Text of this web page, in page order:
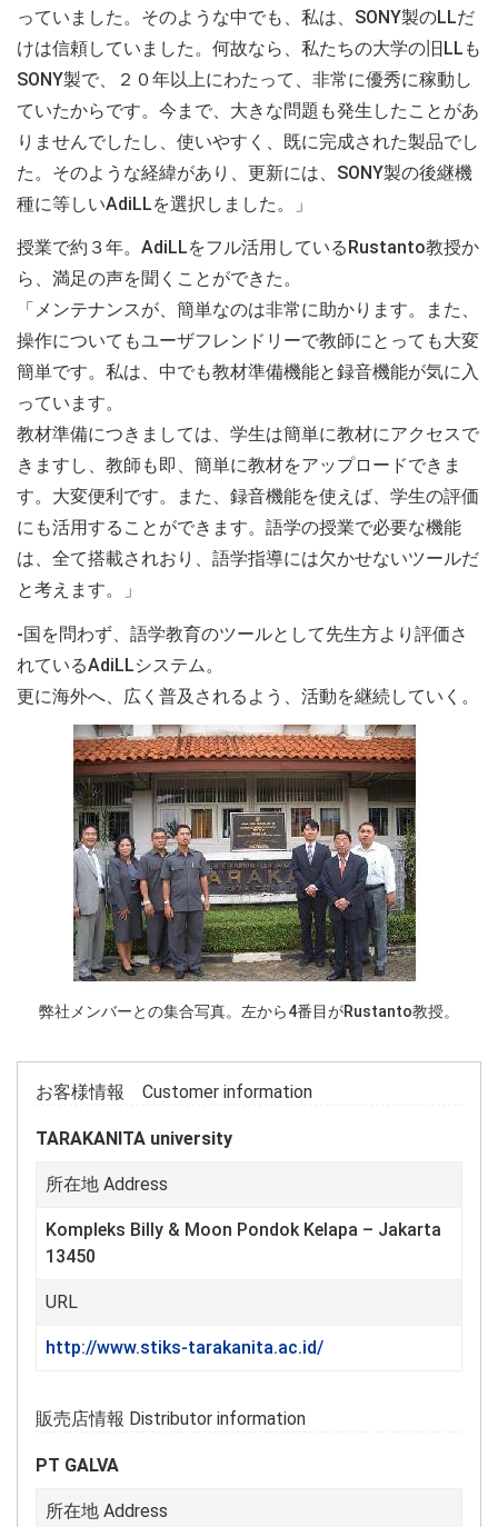
っていました。そのような中でも、私は、SONY製のLLだ
けは信頼していました。何故なら、私たちの大学の旧LLも
SONY製で、２０年以上にわたって、非常に優秀に稼動し
ていたからです。今まで、大きな問題も発生したことがあ
りませんでしたし、使いやすく、既に完成された製品でし
た。そのような経緯があり、更新には、SONY製の後継機
種に等しいAdiLLを選択しました。」
授業で約３年。AdiLLをフル活用しているRustanto教授か
ら、満足の声を聞くことができた。
「メンテナンスが、簡単なのは非常に助かります。また、
操作についてもユーザフレンドリーで教師にとっても大変
簡単です。私は、中でも教材準備機能と録音機能が気に入
っています。
教材準備につきましては、学生は簡単に教材にアクセスで
きますし、教師も即、簡単に教材をアップロードできま
す。大変便利です。また、録音機能を使えば、学生の評価
にも活用することができます。語学の授業で必要な機能
は、全て搭載されおり、語学指導には欠かせないツールだ
と考えます。」
-国を問わず、語学教育のツールとして先生方より評価さ
れているAdiLLシステム。
更に海外へ、広く普及されるよう、活動を継続していく。
弊社メンバーとの集合写真。左から4番目がRustanto教授。
お客様情報 Customer information
TARAKANITA university
所在地 Address
Kompleks Billy & Moon Pondok Kelapa – Jakarta
13450
URL
http://www.stiks-tarakanita.ac.id/
販売店情報 Distributor information
PT GALVA
所在地 Address